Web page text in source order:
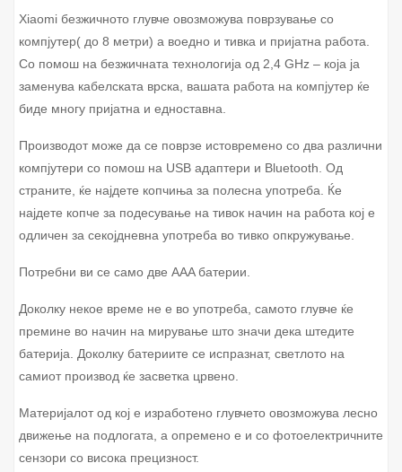
Xiaomi безжичното глувче овозможува поврзување со
компјутер( до 8 метри) а воедно и тивка и пријатна работа.
Со помош на безжичната технологија од 2,4 GHz – која ја
заменува кабелската врска, вашата работа на компјутер ќе
биде многу пријатна и едноставна.
Производот може да се поврзе истовремено со два различни
компјутери со помош на USB адаптери и Bluetooth. Од
страните, ќе најдете копчиња за полесна употреба. Ќе
најдете копче за подесување на тивок начин на работа кој е
одличен за секојдневна употреба во тивко опкружување.
Потребни ви се само две AAA батерии.
Доколку некое време не е во употреба, самото глувче ќе
премине во начин на мирување што значи дека штедите
батерија. Доколку батериите се испразнат, светлото на
самиот производ ќе засветка црвено.
Материјалот од кој е изработено глувчето овозможува лесно
движење на подлогата, а опремено е и со фотоелектричните
сензори со висока прецизност.